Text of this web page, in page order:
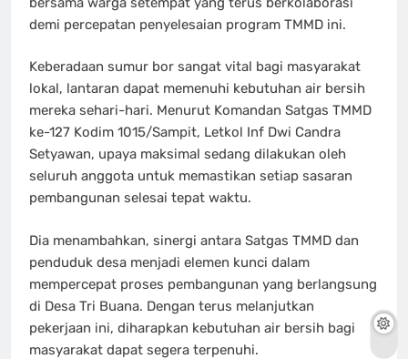
demi percepatan penyelesaian program TMMD ini.
Keberadaan sumur bor sangat vital bagi masyarakat
lokal, lantaran dapat memenuhi kebutuhan air bersih
mereka sehari-hari. Menurut Komandan Satgas TMMD
ke-127 Kodim 1015/Sampit, Letkol Inf Dwi Candra
Setyawan, upaya maksimal sedang dilakukan oleh
seluruh anggota untuk memastikan setiap sasaran
pembangunan selesai tepat waktu.
Dia menambahkan, sinergi antara Satgas TMMD dan
penduduk desa menjadi elemen kunci dalam
mempercepat proses pembangunan yang berlangsung
di Desa Tri Buana. Dengan terus melanjutkan
pekerjaan ini, diharapkan kebutuhan air bersih bagi
masyarakat dapat segera terpenuhi.